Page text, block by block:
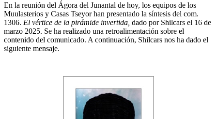
En la reunión del Ágora del Junantal de hoy, los equipos de los
Muulasterios y Casas Tseyor han presentado la síntesis del com.
1306. El vértice de la pirámide invertida, dado por Shilcars el 16 de
marzo 2025. Se ha realizado una retroalimentación sobre el
contenido del comunicado. A continuación, Shilcars nos ha dado el
siguiente mensaje.